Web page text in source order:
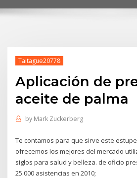
Taitague20778
Aplicación de
aceite de palma
by Mark Zuckerberg
Te contamos para que sirve este
ofrecemos los mejores del mercado
siglos para salud y belleza. de oficio
25.000 asistencias en 2010;